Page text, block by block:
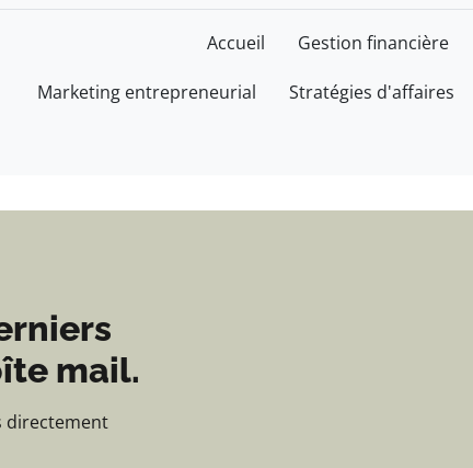
et succès au
Accueil Gestion financière
Marketing entrepreneurial Stratégies d'affaires
mail.
directement